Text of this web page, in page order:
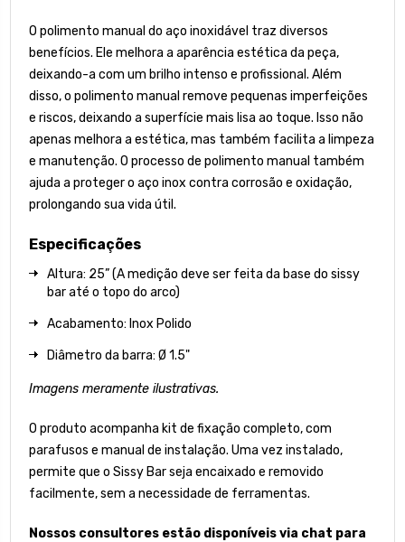
O polimento manual do aço inoxidável traz diversos
benefícios. Ele melhora a aparência estética da peça,
deixando-a com um brilho intenso e profissional. Além
disso, o polimento manual remove pequenas imperfeições
e riscos, deixando a superfície mais lisa ao toque. Isso não
apenas melhora a estética, mas também facilita a limpeza
e manutenção. O processo de polimento manual também
ajuda a proteger o aço inox contra corrosão e oxidação,
prolongando sua vida útil.
Especificações
Altura: 25” (A medição deve ser feita da base do sissy
bar até o topo do arco)
Acabamento: Inox Polido
Diâmetro da barra: Ø 1.5"
Imagens meramente ilustrativas.
O produto acompanha kit de fixação completo, com
parafusos e manual de instalação. Uma vez instalado,
permite que o Sissy Bar seja encaixado e removido
facilmente, sem a necessidade de ferramentas.
Nossos consultores estão disponíveis via chat para